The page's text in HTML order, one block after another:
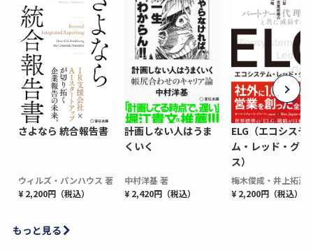
さよなら 統合報告書
ウィルズ・パンハウス 著
¥ 2,200円（税込）
計画しない人はうま
くいく
中村洋基 著
¥ 2,420円（税込）
ELG（エコシステ
ム・レッド・グロ
ス）
梅木俊成・井上拓海
¥ 2,200円（税込）
もっと見る